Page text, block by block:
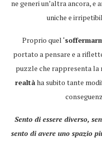
ne generi un’altra ancora,
uniche e
Proprio quel ‘
portato a pensare e a
puzzle che rappresenta la
realtàha subito tante
Sento di essere diverso,
sento di avere uno spazio